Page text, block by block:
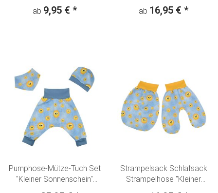
ab 9,95 € * ab 16,95 € *
Pumphose-Mütze-Tuch Set
"Kleiner Sonnenschein"
Strampelsack Schlafsack
Strampelhose "Kleiner